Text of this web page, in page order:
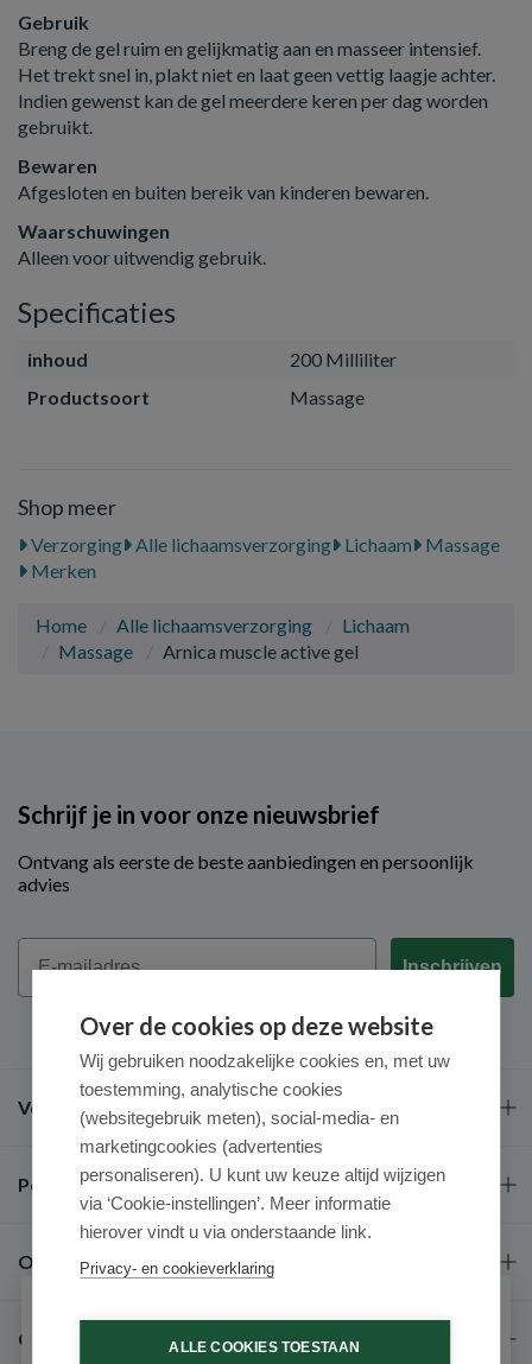
Gebruik
Breng de gel ruim en gelijkmatig aan en masseer intensief.
Het trekt snel in, plakt niet en laat geen vettig laagje achter.
Indien gewenst kan de gel meerdere keren per dag worden
gebruikt.
Bewaren
Afgesloten en buiten bereik van kinderen bewaren.
Waarschuwingen
Alleen voor uitwendig gebruik.
Specificaties
inhoud
200 Milliliter
Productsoort
Massage
Shop meer
Verzorging Alle lichaamsverzorging Lichaam
Massage
Merken
Home Alle lichaamsverzorging
Lichaam
Massage
Arnica muscle active gel
Schrijf je in voor onze nieuwsbrief
Ontvang als eerste de beste aanbiedingen en persoonlijk
advies
Email
Inschrijven
Veel gestelde vragen
Populaire merken
Over ons
Contact
Over de cookies op deze website
Wij gebruiken noodzakelijke cookies en, met uw
toestemming, analytische cookies
(websitegebruik meten), social-media- en
marketingcookies (advertenties
personaliseren). U kunt uw keuze altijd wijzigen
via ‘Cookie-instellingen’. Meer informatie
hierover vindt u via onderstaande link.
Privacy- en cookieverklaring
ALLE COOKIES TOESTAAN
Schrijf je in voor onze nieuwsbrief
Ontvang als eerste de beste aanbiedingen en persoonlijk